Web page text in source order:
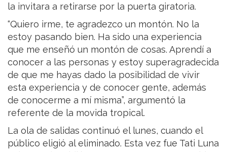
la invitara a retirarse por la puerta giratoria.
“Quiero irme, te agradezco un montón. No la
estoy pasando bien. Ha sido una experiencia
que me enseñó un montón de cosas. Aprendí a
conocer a las personas y estoy superagradecida
de que me hayas dado la posibilidad de vivir
esta experiencia y de conocer gente, además
de conocerme a mí misma”, argumentó la
referente de la movida tropical.
La ola de salidas continuó el lunes, cuando el
público eligió al eliminado. Esta vez fue Tati Luna